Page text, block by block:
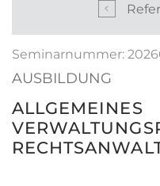
Seminarnummer:
AUSBILDUNG
ALLGEMEINES